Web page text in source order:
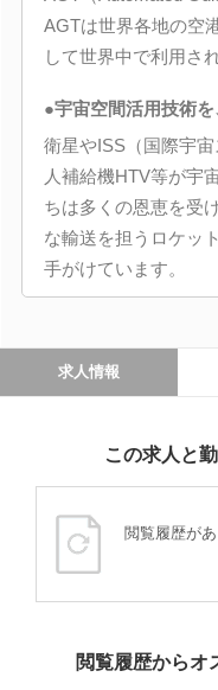
AGTは世界各地の空
して世界中で利用さ
●宇宙空間活用技術
衛星やISS（国際宇
人補給機HTV等が宇
ちは多くの恩恵を受
な輸送を担うロケッ
手がけています。
求人情報
この求人と
閲覧履歴が
閲覧履歴からオ